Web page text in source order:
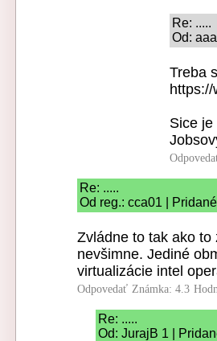
Re: .....
Od:
Treba
Sice
Re: .....
Od reg.: cca01 |
Zvládne to tak ako
nevšimne. Jediné
virtualizácie intel
Odpovedať Známka: 4.3
Re: .....
Od: JurajB 1 |